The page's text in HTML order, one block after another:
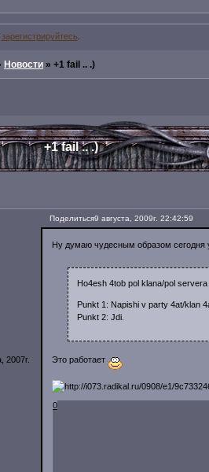
зарегистрируйтесь
Новости »+1 fail .. .)
+1 fail .. .)
Поделиться9 августа, 2009г. 22:42:59
2007г.
Ну думаю чудесным образом
Ho4esh 4tob pol klana/pol
Punkt 1: Napishi v party 4at/klan
Punkt 2: Jdi.
Это работает
0